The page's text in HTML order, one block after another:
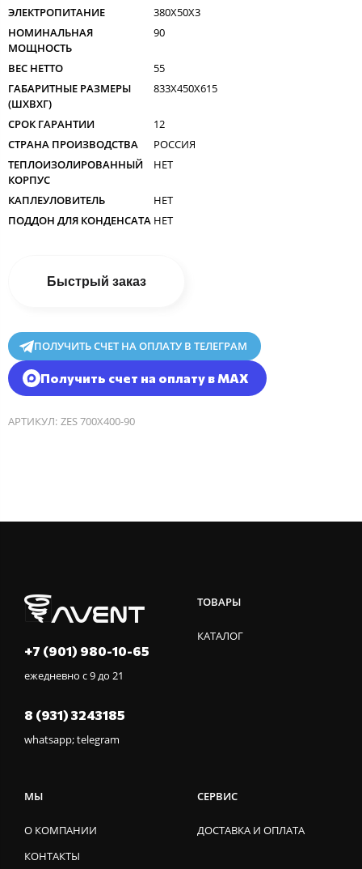
ЭЛЕКТРОПИТАНИЕ
380X50X3
НОМИНАЛЬНАЯ
МОЩНОСТЬ
90
ВЕС НЕТТО
55
ГАБАРИТНЫЕ РАЗМЕРЫ
(ШXВXГ)
833X450X615
СРОК ГАРАНТИИ
12
СТРАНА ПРОИЗВОДСТВА
РОССИЯ
ТЕПЛОИЗОЛИРОВАННЫЙ
КОРПУС
НЕТ
КАПЛЕУЛОВИТЕЛЬ
НЕТ
ПОДДОН ДЛЯ КОНДЕНСАТА НЕТ
Быстрый заказ
ПОЛУЧИТЬ СЧЕТ НА ОПЛАТУ В ТЕЛЕГРАМ
Получить счет на оплату в MAX
АРТИКУЛ: ZES 700Х400-90
+7 (901) 980-10-65
ежедневно с 9 до 21
8 (931) 3243185
whatsapp; telegram
ТОВАРЫ
КАТАЛОГ
МЫ
О КОМПАНИИ
КОНТАКТЫ
СЕРВИС
ДОСТАВКА И ОПЛАТА